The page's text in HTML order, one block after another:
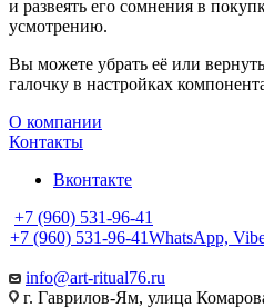
и развеять его сомнения в
усмотрению.
Вы можете убрать её или
галочку в настройках
О компании
Контакты
Вконтакте
+7 (960) 531-96-41
+7 (960) 531-96-41WhatsApp,
info@art-ritual76.ru
г. Гаврилов-Ям, улица